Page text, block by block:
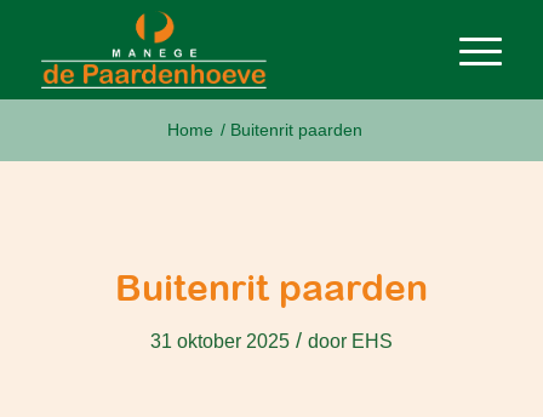
Home / Buitenrit paarden
Buitenrit paarden
31 oktober 2025 / door EHS